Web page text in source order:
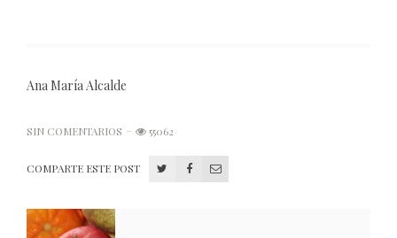
Ana María Alcalde
SIN COMENTARIOS 55062
COMPARTE ESTE POST